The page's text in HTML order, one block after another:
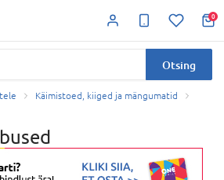
0
Otsing
Käimistoed, kiiged ja mängumatid